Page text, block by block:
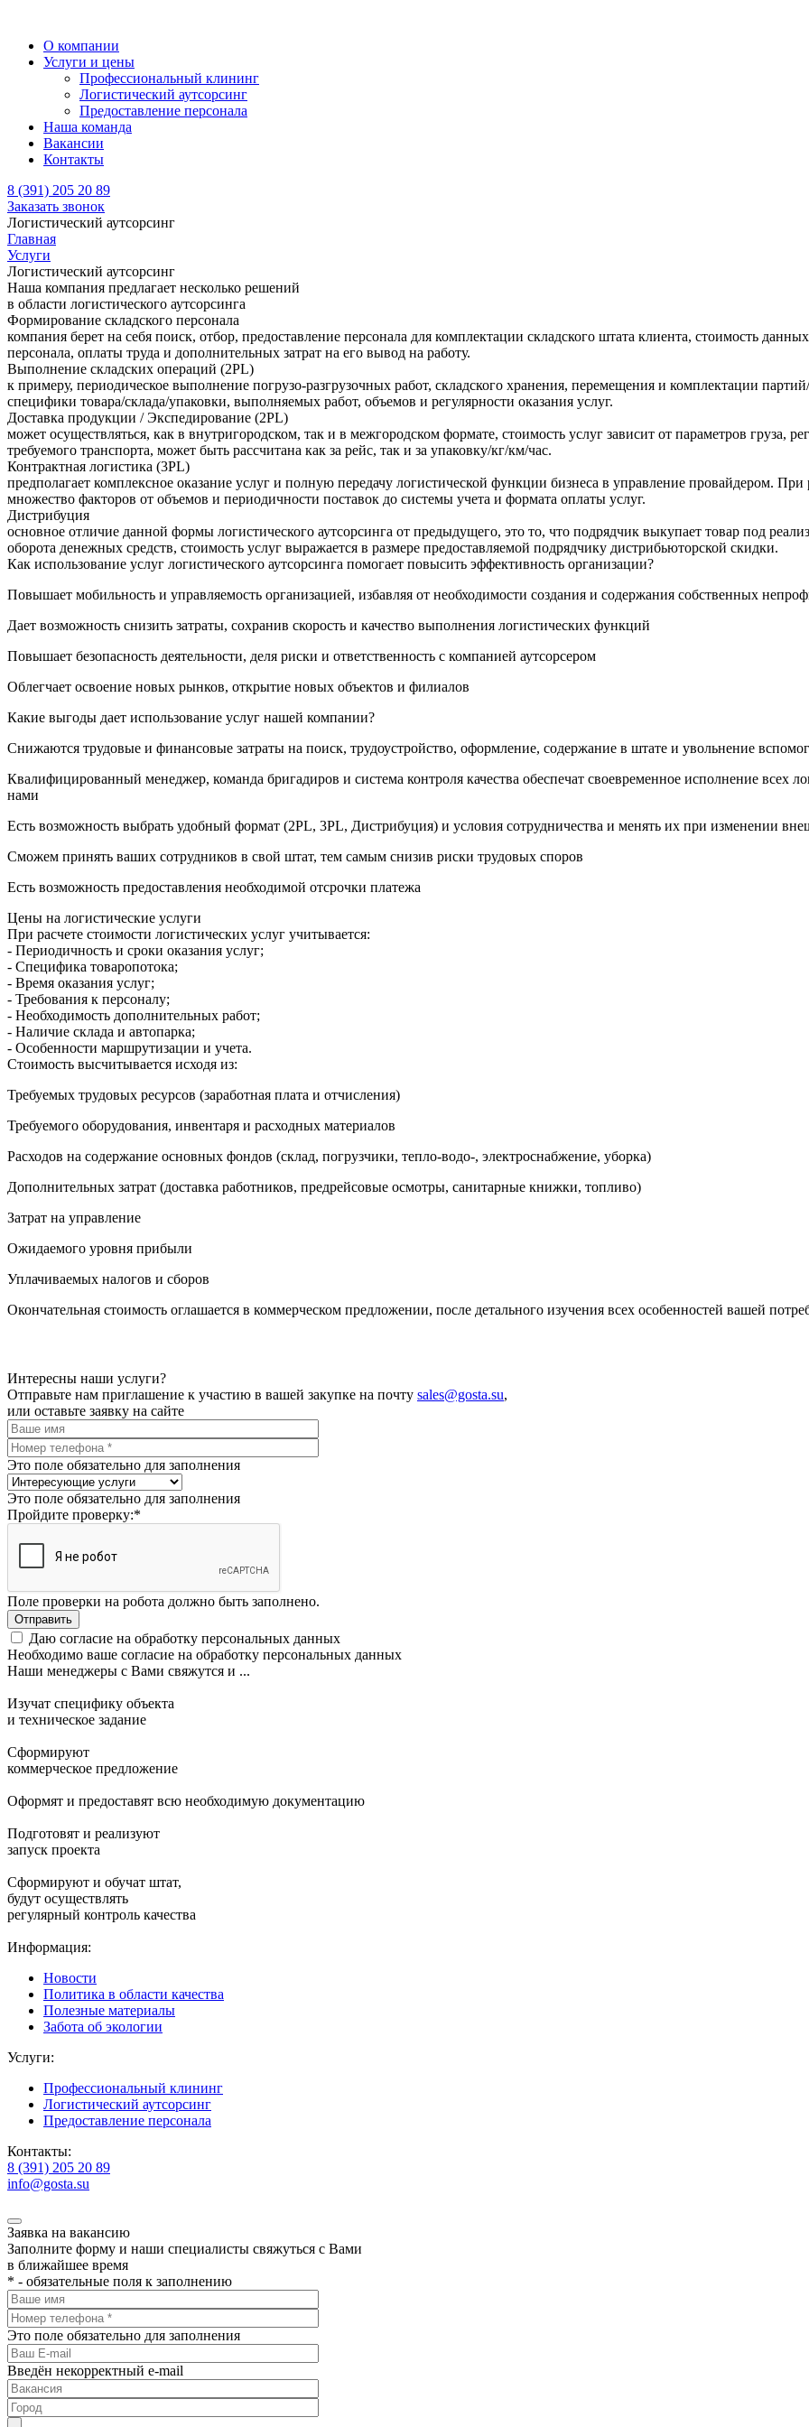
О компании
Услуги и цены
Профессиональный клининг
Логистический аутсорсинг
Предоставление персонала
Наша команда
Вакансии
Контакты
8 (391) 205 20 89
Заказать звонок
Логистический аутсорсинг
Главная
Услуги
Логистический аутсорсинг
Наша компания предлагает несколько решений
в области логистического аутсорсинга
Формирование складского персонала
компания берет на себя поиск, отбор, предоставление персонала для комплектации складского штата клиента, стоимость
персонала, оплаты труда и дополнительных затрат на его вывод на работу.
Выполнение складских операций (2PL)
к примеру, периодическое выполнение погрузо-разгрузочных работ, складского хранения, перемещения и комплектации
специфики товара/склада/упаковки, выполняемых работ, объемов и регулярности оказания услуг.
Доставка продукции / Экспедирование (2PL)
может осуществляться, как в внутригородском, так и в межгородском формате, стоимость услуг зависит от параметров груза,
требуемого транспорта, может быть рассчитана как за рейс, так и за упаковку/кг/км/час.
Контрактная логистика (3PL)
предполагает комплексное оказание услуг и полную передачу логистической функции бизнеса в управление провайдером.
множество факторов от объемов и периодичности поставок до системы учета и формата оплаты услуг.
Дистрибуция
основное отличие данной формы логистического аутсорсинга от предыдущего, это то, что подрядчик выкупает товар под
оборота денежных средств, стоимость услуг выражается в размере предоставляемой подрядчику дистрибьюторской скидки.
Как использование услуг логистического аутсорсинга помогает повысить эффективность организации?
Повышает мобильность и управляемость организацией, избавляя от необходимости создания и содержания собственных
Дает возможность снизить затраты, сохранив скорость и качество выполнения логистических функций
Повышает безопасность деятельности, деля риски и ответственность с компанией аутсорсером
Облегчает освоение новых рынков, открытие новых объектов и филиалов
Какие выгоды дает использование услуг нашей компании?
Снижаются трудовые и финансовые затраты на поиск, трудоустройство, оформление, содержание в штате и увольнение
Квалифицированный менеджер, команда бригадиров и система контроля качества обеспечат своевременное исполнение всех
нами
Есть возможность выбрать удобный формат (2PL, 3PL, Дистрибуция) и условия сотрудничества и менять их при изменении
Сможем принять ваших сотрудников в свой штат, тем самым снизив риски трудовых споров
Есть возможность предоставления необходимой отсрочки платежа
Цены на логистические услуги
При расчете стоимости логистических услуг учитывается:
- Периодичность и сроки оказания услуг;
- Специфика товаропотока;
- Время оказания услуг;
- Требования к персоналу;
- Необходимость дополнительных работ;
- Наличие склада и автопарка;
- Особенности маршрутизации и учета.
Стоимость высчитывается исходя из:
Требуемых трудовых ресурсов (заработная плата и отчисления)
Требуемого оборудования, инвентаря и расходных материалов
Расходов на содержание основных фондов (склад, погрузчики, тепло-водо-, электроснабжение, уборка)
Дополнительных затрат (доставка работников, предрейсовые осмотры, санитарные книжки, топливо)
Затрат на управление
Ожидаемого уровня прибыли
Уплачиваемых налогов и сборов
Окончательная стоимость оглашается в коммерческом предложении, после детального изучения всех особенностей вашей
Интересны наши услуги?
Отправьте нам приглашение к участию в вашей закупке на почту sales@gosta.su,
или оставьте заявку на сайте
Это поле обязательно для заполнения
Это поле обязательно для заполнения
Пройдите проверку:*
Поле проверки на робота должно быть заполнено.
Отправить
Даю согласие на обработку персональных данных
Необходимо ваше согласие на обработку персональных данных
Наши менеджеры с Вами свяжутся и ...
Изучат специфику объекта
и техническое задание
Сформируют
коммерческое предложение
Оформят и предоставят всю необходимую документацию
Подготовят и реализуют
запуск проекта
Сформируют и обучат штат,
будут осуществлять
регулярный контроль качества
Информация:
Новости
Политика в области качества
Полезные материалы
Забота об экологии
Услуги:
Профессиональный клининг
Логистический аутсорсинг
Предоставление персонала
Контакты:
8 (391) 205 20 89
info@gosta.su
Заявка на вакансию
Заполните форму и наши специалисты свяжуться с Вами
в ближайшее время
* - обязательные поля к заполнению
Это поле обязательно для заполнения
Введён некорректный e-mail